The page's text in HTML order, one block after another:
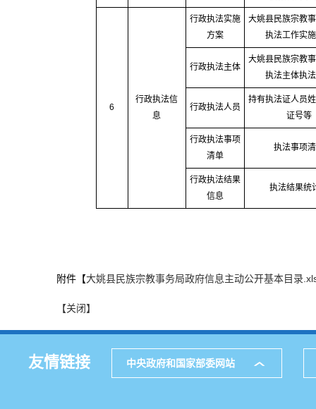
6
行政执法信
息
行政执法实施
方案
大姚县民族宗教
执法工作实
行政执法主体
大姚县民族宗教
执法主体执
行政执法人员
持有执法证人员
证号等
行政执法事项
清单
执法事项
行政执法结果
信息
执法结果统
附件【大姚县民族宗教事务局政府信息主动公开基本目录
【关闭】
友情链接 中央政府和国家部委网站